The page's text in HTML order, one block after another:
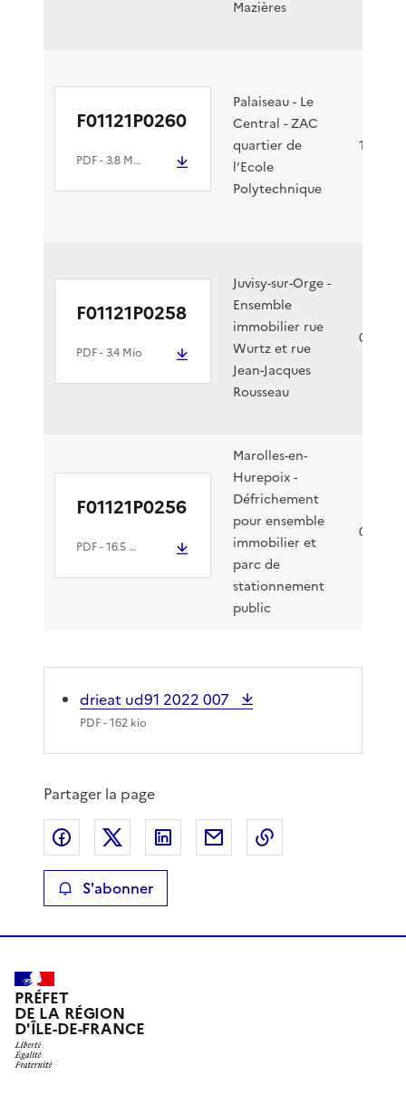
Mazières
F01121P0260
PDF- 3.8 Mio
Palaiseau - Le
Central - ZAC
quartier de
l’Ecole
Polytechnique
14/12/
F01121P0258
PDF- 3.4 Mio
Juvisy-sur-Orge -
Ensemble
immobilier rue
Wurtz et rue
Jean-Jacques
Rousseau
09/12/
F01121P0256
PDF- 16.5 Mio
Marolles-en-
Hurepoix -
Défrichement
pour ensemble
immobilier et
parc de
stationnement
public
07/12/
drieat ud91 2022 007
PDF- 162 kio
Partager la page
Partager sur Facebook
Partager sur XPartager sur LinkedIn
Partager par email
S'abonner
PRÉFET
DE LA RÉGION
D'ÎLE-DE-FRANCE